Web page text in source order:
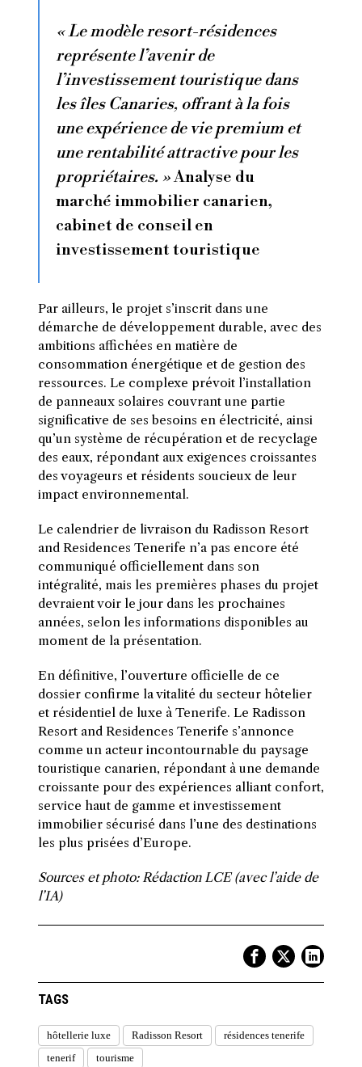
« Le modèle resort-résidences
représente l’avenir de
l’investissement touristique dans
les îles Canaries, offrant à la fois
une expérience de vie premium et
une rentabilité attractive pour les
propriétaires. »Analyse du
marché immobilier canarien,
cabinet de conseil en
investissement touristique
Par ailleurs, le projet s’inscrit dans une
démarche de développement durable, avec des
ambitions affichées en matière de
consommation énergétique et de gestion des
ressources. Le complexe prévoit l’installation
de panneaux solaires couvrant une partie
significative de ses besoins en électricité, ainsi
qu’un système de récupération et de recyclage
des eaux, répondant aux exigences croissantes
des voyageurs et résidents soucieux de leur
impact environnemental.
Le calendrier de livraison du Radisson Resort
and Residences Tenerife n’a pas encore été
communiqué officiellement dans son
intégralité, mais les premières phases du projet
devraient voir le jour dans les prochaines
années, selon les informations disponibles au
moment de la présentation.
En définitive, l’ouverture officielle de ce
dossier confirme la vitalité du secteur hôtelier
et résidentiel de luxe à Tenerife. Le Radisson
Resort and Residences Tenerife s’annonce
comme un acteur incontournable du paysage
touristique canarien, répondant à une demande
croissante pour des expériences alliant confort,
service haut de gamme et investissement
immobilier sécurisé dans l’une des destinations
les plus prisées d’Europe.
Sources et photo: Rédaction LCE (avec l’aide de
l’IA)
TAGS
hôtellerie luxe Radisson Resort
résidences tenerife
tenerif
tourisme